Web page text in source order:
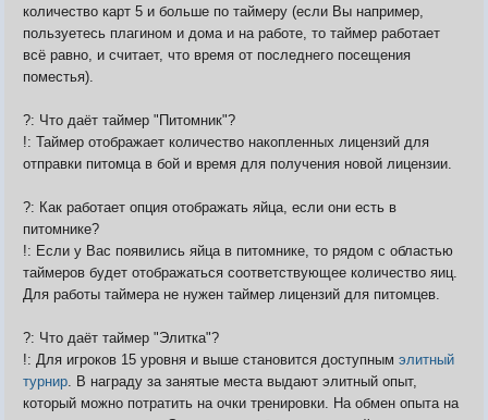
количество карт 5 и больше по таймеру (если Вы например,
пользуетесь плагином и дома и на работе, то таймер работает
всё равно, и считает, что время от последнего посещения
поместья).
?: Что даёт таймер "Питомник"?
!: Таймер отображает количество накопленных лицензий для
отправки питомца в бой и время для получения новой лицензии.
?: Как работает опция отображать яйца, если они есть в
питомнике?
!: Если у Вас появились яйца в питомнике, то рядом с областью
таймеров будет отображаться соответствующее количество яиц.
Для работы таймера не нужен таймер лицензий для питомцев.
?: Что даёт таймер "Элитка"?
!: Для игроков 15 уровня и выше становится доступнымэлитный
турнир . В награду за занятые места выдают элитный опыт,
который можно потратить на очки тренировки. На обмен опыта на